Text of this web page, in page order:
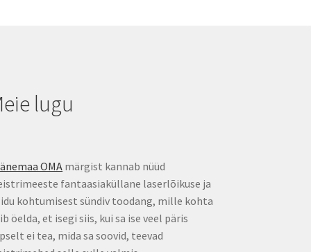
lugu
OMAmärgist kannab nüüd
fantaasiaküllane laserlõikuse ja
kohtumisest sündiv toodang, mille kohta
öelda, et isegi siis, kui sa ise veel päris
ei tea, mida sa soovid, teevad